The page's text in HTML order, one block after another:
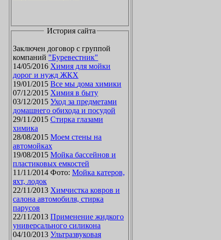
История сайта
Заключен договор с группой
компаний "Буревестник"
14/05/2016 Химия для мойки
дорог и нужд ЖКХ
19/01/2015
Все мы дома химики
07/12/2015 Химия в быту
03/12/2015 Уход за предметами
домашнего обихода и посудой
29/11/2015 Стирка глазами
химика
28/08/2015 Моем стены на
автомойках
19/08/2015 Мойка бассейнов и
пластиковых емкостей
11/11/2014 Фото: Мойка катеров,
яхт, лодок
22/11/2013 Химчистка ковров и
салона автомобиля, стирка
парусов
22/11/2013 Применение жидкого
универсального силикона
04/10/2013 Ультразвуковая